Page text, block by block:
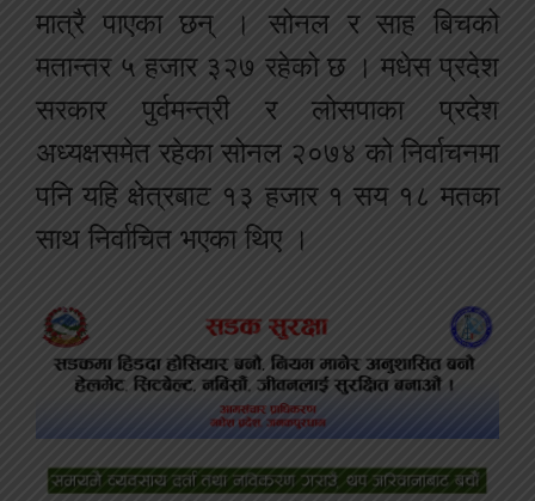
मात्रै पाएका छन् । सोनल र साह बिचको
मतान्तर ५ हजार ३२७ रहेको छ । मधेस प्रदेश
सरकार पुर्वमन्त्री र लोसपाका प्रदेश
अध्यक्षसमेत रहेका सोनल २०७४ को निर्वाचनमा
पनि यहि क्षेत्रबाट १३ हजार १ सय १८ मतका
साथ निर्वाचित भएका थिए ।